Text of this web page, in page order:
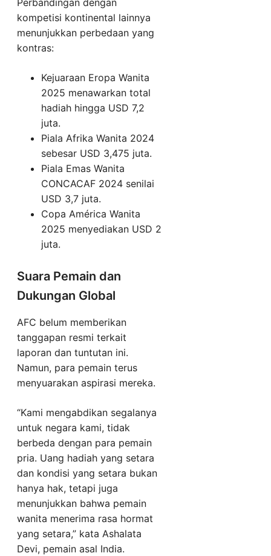
kompetisi kontinental lainnya
menunjukkan perbedaan yang
kontras:
Kejuaraan Eropa Wanita
2025 menawarkan total
hadiah hingga USD 7,2
juta.
Piala Afrika Wanita 2024
sebesar USD 3,475 juta.
Piala Emas Wanita
CONCACAF 2024 senilai
USD 3,7 juta.
Copa América Wanita
2025 menyediakan USD 2
juta.
Suara Pemain dan
Dukungan Global
AFC belum memberikan
tanggapan resmi terkait
laporan dan tuntutan ini.
Namun, para pemain terus
menyuarakan aspirasi mereka.
“Kami mengabdikan segalanya
untuk negara kami, tidak
berbeda dengan para pemain
pria. Uang hadiah yang setara
dan kondisi yang setara bukan
hanya hak, tetapi juga
menunjukkan bahwa pemain
wanita menerima rasa hormat
yang setara,” kata Ashalata
Devi, pemain asal India.